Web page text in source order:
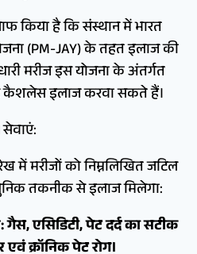
किया है कि संस्थान में भारत
(PM-JAY) के तहत इलाज की
मरीज इस योजना के अंतर्गत
कैशलेस इलाज करवा सकते हैं।
में मरीजों को निम्नलिखित जटिल
तकनीक से इलाज मिलेगा:
एसिडिटी, पेट दर्द का सटीक
क्रॉनिक पेट रोग।